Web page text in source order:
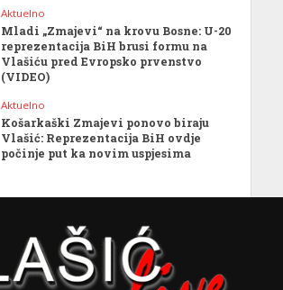
Aktuelno
Mladi „Zmajevi“ na krovu Bosne: U-20
reprezentacija BiH brusi formu na
Vlašiću pred Evropsko prvenstvo
(VIDEO)
Aktuelno
Košarkaški Zmajevi ponovo biraju
Vlašić: Reprezentacija BiH ovdje
počinje put ka novim uspjesima